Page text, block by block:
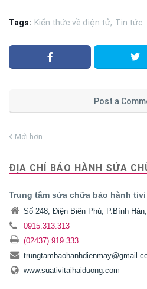
Tags: Kiến thức về điện tử Tin tức
Post a
Mới hơn
ĐỊA CHỈ BẢO HÀNH SỬA
Trung tâm sửa chữa bảo hành
Số 248, Điện Biên Phủ, P.Bình
0915.313.313
(02437) 919.333
www.suativitaihaiduong.com